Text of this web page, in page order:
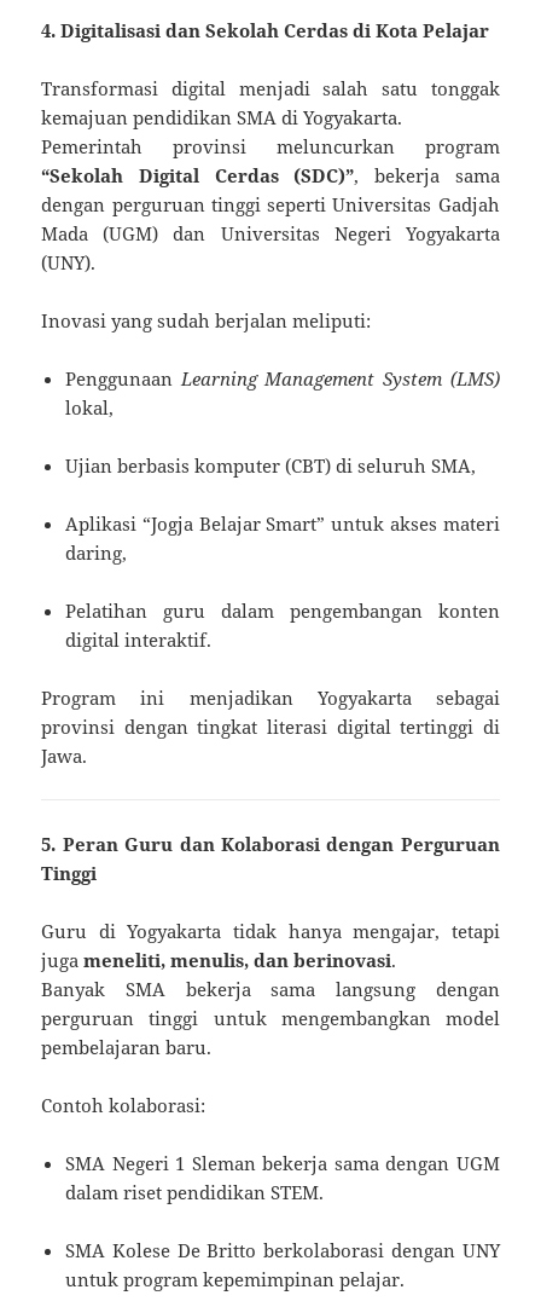
4. Digitalisasi dan Sekolah Cerdas di Kota Pelajar
Transformasi digital menjadi salah satu tonggak
kemajuan pendidikan SMA di Yogyakarta.
Pemerintah provinsi meluncurkan program
“Sekolah Digital Cerdas (SDC)”, bekerja sama
dengan perguruan tinggi seperti Universitas Gadjah
Mada (UGM) dan Universitas Negeri Yogyakarta
(UNY).
Inovasi yang sudah berjalan meliputi:
PenggunaanLearning Management System (LMS)
lokal,
Ujian berbasis komputer (CBT) di seluruh SMA,
Aplikasi “Jogja Belajar Smart” untuk akses materi
daring,
Pelatihan guru dalam pengembangan konten
digital interaktif.
Program ini menjadikan Yogyakarta sebagai
provinsi dengan tingkat literasi digital tertinggi di
Jawa.
5. Peran Guru dan Kolaborasi dengan Perguruan
Tinggi
Guru di Yogyakarta tidak hanya mengajar, tetapi
jugameneliti, menulis, dan berinovasi.
Banyak SMA bekerja sama langsung dengan
perguruan tinggi untuk mengembangkan model
pembelajaran baru.
Contoh kolaborasi:
SMA Negeri 1 Sleman bekerja sama dengan UGM
dalam riset pendidikan STEM.
SMA Kolese De Britto berkolaborasi dengan UNY
untuk program kepemimpinan pelajar.